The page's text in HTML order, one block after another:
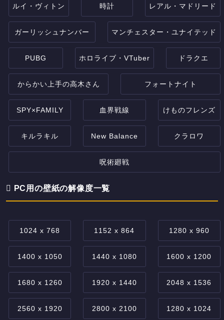
ルイ・ヴィトン 時計 レアル・マドリード
ガーリッシュナンバー マンチェスター・ユナイテッド
PUBG ホロライブ・VTuber ドラクエ
からかい上手の高木さん フォートナイト
SPY×FAMILY 血界戦線 けものフレンズ
キルラキル New Balance クラロワ
呪術廻戦
PC用の壁紙の解像度一覧
1024 x 768 1152 x 864 1280 x 960
1400 x 1050 1440 x 1080 1600 x 1200
1680 x 1260 1920 x 1440 2048 x 1536
2560 x 1920 2800 x 2100 1280 x 1024